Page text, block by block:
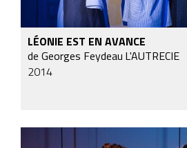
LÉONIE EST EN AVANCE
de Georges Feydeau L'AUTRECIE
2014